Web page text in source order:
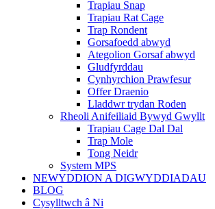
Trapiau Snap
Trapiau Rat Cage
Trap Rondent
Gorsafoedd abwyd
Ategolion Gorsaf abwyd
Gludfyrddau
Cynhyrchion Prawfesur
Offer Draenio
Lladdwr trydan Roden
Rheoli Anifeiliaid Bywyd Gwyllt
Trapiau Cage Dal Dal
Trap Mole
Tong Neidr
System MPS
NEWYDDION A DIGWYDDIADAU
BLOG
Cysylltwch â Ni